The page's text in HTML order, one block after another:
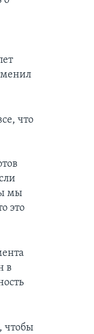
что
мы
это
в
чтобы